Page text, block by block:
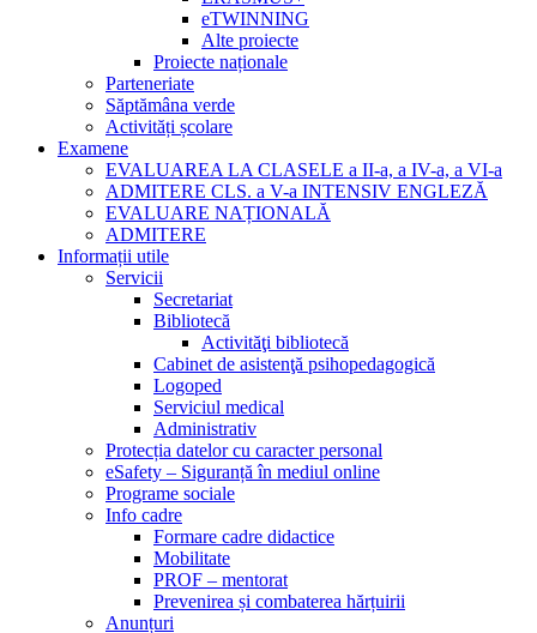
eTWINNING
Alte proiecte
Proiecte naționale
Parteneriate
Săptămâna verde
Activități școlare
Examene
EVALUAREA LA CLASELE a II-a, a IV-a, a VI-a
ADMITERE CLS. a V-a INTENSIV ENGLEZĂ
EVALUARE NAȚIONALĂ
ADMITERE
Informații utile
Servicii
Secretariat
Bibliotecă
Activităţi bibliotecă
Cabinet de asistenţă psihopedagogică
Logoped
Serviciul medical
Administrativ
Protecția datelor cu caracter personal
eSafety – Siguranță în mediul online
Programe sociale
Info cadre
Formare cadre didactice
Mobilitate
PROF – mentorat
Prevenirea și combaterea hărțuirii
Anunțuri